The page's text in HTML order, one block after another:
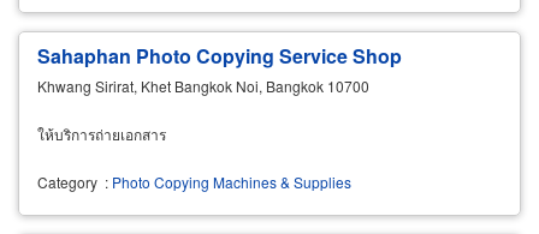
Sahaphan Photo Copying Service Shop
Khwang Sirirat, Khet Bangkok Noi, Bangkok 10700
ให้บริการถ่ายเอกสาร
Category : Photo Copying Machines & Supplies